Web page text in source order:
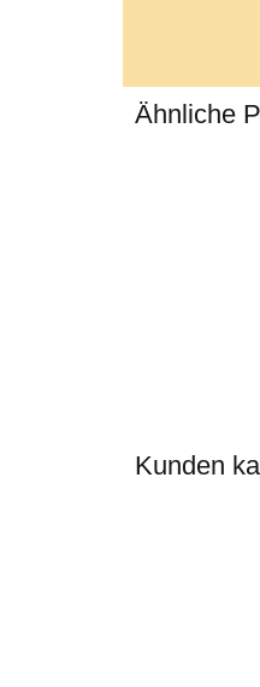
Ähnliche
Kunden